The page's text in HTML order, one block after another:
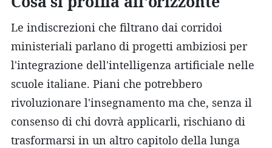
Le indiscrezioni che filtrano dai corridoi
ministeriali parlano di progetti ambiziosi per
l'integrazione dell'intelligenza artificiale nelle
scuole italiane. Piani che potrebbero
rivoluzionare l'insegnamento ma che, senza il
consenso di chi dovrà applicarli, rischiano di
trasformarsi in un altro capitolo della lunga